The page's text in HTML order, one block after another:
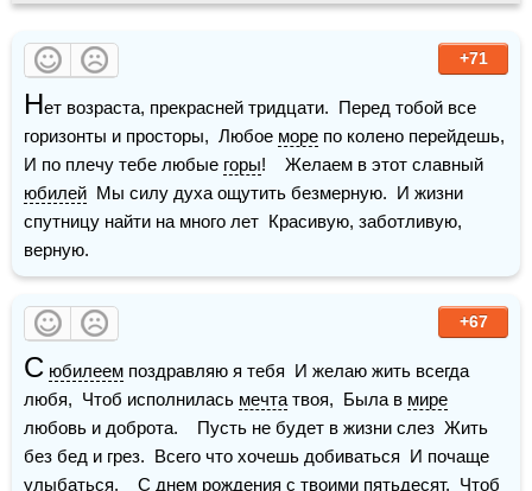
+71
Нет возраста, прекрасней тридцати.  Перед тобой все
горизонты и просторы,  Любое море по колено перейдешь,
И по плечу тебе любые горы
юбилей
  Мы силу духа ощутить безмерную.  И жизни
спутницу найти на много лет  Красивую, заботливую,
верную.
+67
С юбилеем поздравляю я тебя  И желаю жить всегда
любя,  Чтоб исполнилась мечта твоя,  Была в мире
любовь и доброта.    Пусть не будет в жизни слез  Жить
без бед и грез.  Всего что хочешь добиваться  И почаще
улыбаться.    С днем рождения с твоими пятьдесят,  Чтоб